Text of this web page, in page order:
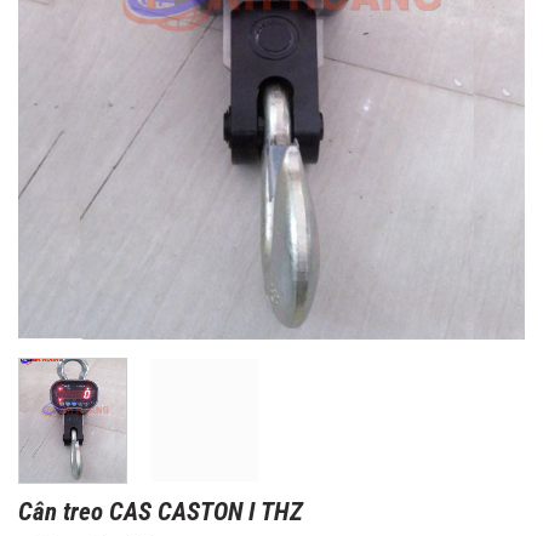
Cân treo CAS CASTON I THZ